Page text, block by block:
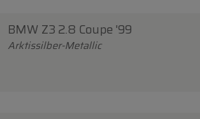
BMW Z3 2.8 Coupe '99
Arktissilber-Metallic